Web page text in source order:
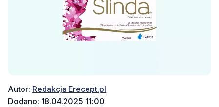
Autor: Redakcja Erecept.pl
Dodano: 18.04.2025 11:00